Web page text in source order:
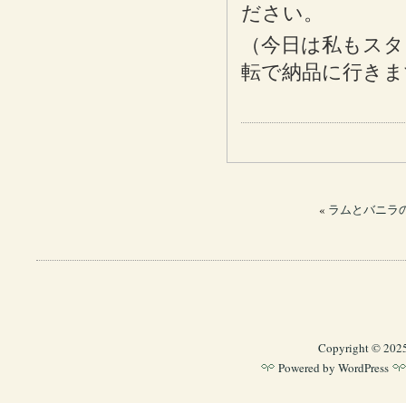
ださい。
（今日は私もス
転で納品に行き
« ラムとバニラ
Copyright ©
Powered by WordPress